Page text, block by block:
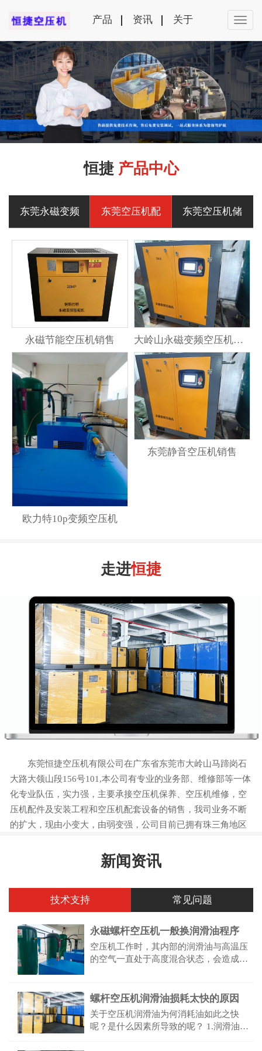
产品 资讯 关于
恒捷 产品中心
东莞永磁变频
空压机
东莞空压机配
件
东莞空压机储
气罐设备
永磁节能空压机销售 大岭山永磁变频空压机的优点
欧力特10p变频空压机
东莞静音空压机销售
走进恒捷
东莞恒捷空压机有限公司在广东省东莞市大岭山马蹄岗石
大路大领山段156号101,本公司有专业的业务部、维修部等一体
化专业队伍，实力强，主要承接空压机保养、空压机维修，空
压机配件及安装工程和空压机配套设备的销售，我司业务不断
的扩大，现由小变大，由弱变强，公司目前已拥有珠三角地区
新闻资讯
技术支持 常见问题
永磁​螺杆空压机一般换润滑油程序
空压机工作时，其内部的润滑油与高温压
的空气一直处于高度混合状态，会造成润
用寿命。
螺杆空压机润滑油损耗太快的原因
关于空压机润滑油为何消耗油如此之快
呢？是什么因素所导致的呢？ 1.润滑油油